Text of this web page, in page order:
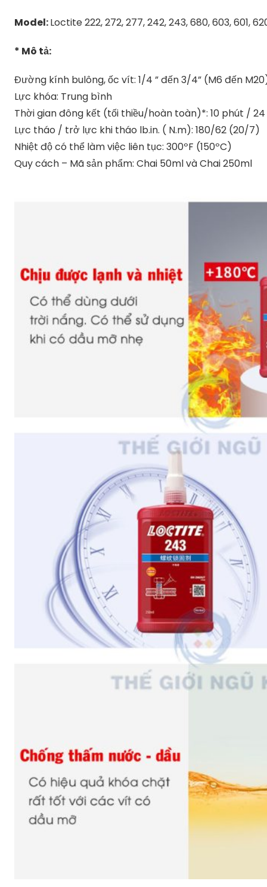
Model:Loctite 222, 272, 277, 242, 243, 680, 603, 601,
* Mô tả:
Đường kính bulông, ốc vít: 1/4 ” đến 3/4” (M6 đến
Lực khóa: Trung bình
Thời gian đông kết (tối thiều/hoàn toàn)*: 10 phút /
Lực tháo / trở lực khi tháo lb.in. ( N.m): 180/62 (20/7)
Nhiệt độ có thể làm việc liên tục: 300ºF (150ºC)
Quy cách – Mã sản phẩm: Chai 50ml và Chai 250ml